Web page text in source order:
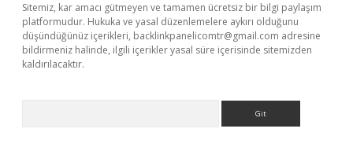
Sitemiz, kar amacı gütmeyen ve tamamen ücretsiz bir bilgi paylaşım
platformudur. Hukuka ve yasal düzenlemelere aykırı olduğunu
düşündüğünüz içerikleri, backlinkpanelicomtr@gmail.com adresine
bildirmeniz halinde, ilgili içerikler yasal süre içerisinde sitemizden
kaldırılacaktır.